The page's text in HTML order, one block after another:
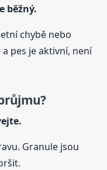
běžný.
chybě nebo
pes je aktivní, není
Granule jsou